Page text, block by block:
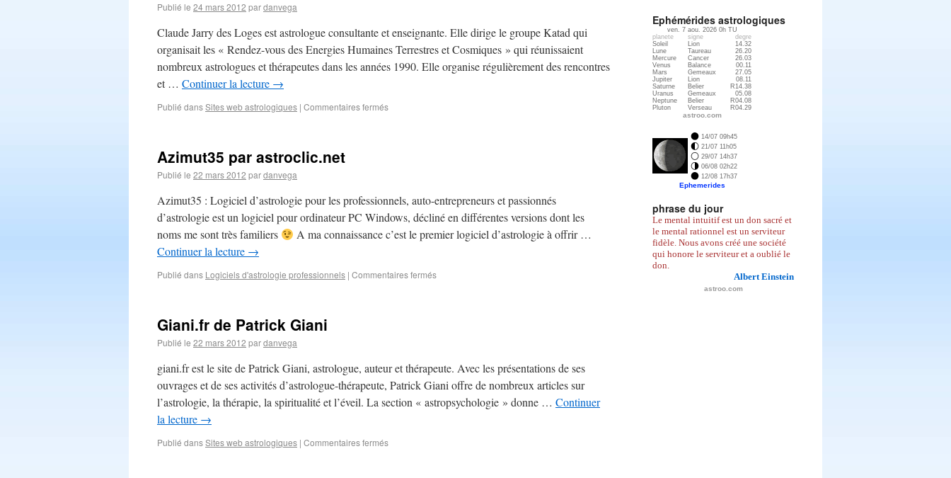
Publié le 24 mars 2012 pardanvega
Claude Jarry des Loges est astrologue consultante et enseignante. Elle dirige le groupe Katad qui
organisait les « Rendez-vous des Energies Humaines Terrestres et Cosmiques » qui réunissaient
nombreux astrologues et thérapeutes dans les années 1990. Elle organise régulièrement des rencontres
et … Continuer la lecture →
Publié dansSites web astrologiques | Commentaires fermés
Azimut35 par astroclic.net
Publié le 22 mars 2012 pardanvega
Azimut35 : Logiciel d’astrologie pour les professionnels, auto-entrepreneurs et passionnés
d’astrologie est un logiciel pour ordinateur PC Windows, décliné en différentes versions dont les
noms me sont très familiers
A ma connaissance c’est le premier logiciel d’astrologie à offrir …
Continuer la lecture →
Publié dans Logiciels d'astrologie professionnels | Commentaires fermés
Giani.fr de Patrick Giani
Publié le 22 mars 2012 pardanvega
giani.fr est le site de Patrick Giani, astrologue, auteur et thérapeute. Avec les présentations de ses
ouvrages et de ses activités d’astrologue-thérapeute, Patrick Giani offre de nombreux articles sur
l’astrologie, la thérapie, la spiritualité et l’éveil. La section « astropsychologie » donne … Continuer
la lecture →
Publié dansSites web astrologiques | Commentaires fermés
Ephémérides astrologiques
ven. 7 aou. 2026 0h TU
planete
signe
degre
Soleil
Lion
14.32
Lune
Taureau
26.20
Mercure
Cancer
26.03
Venus
Balance
00.11
Mars
Gemeaux
27.05
Jupiter
Lion
08.11
Saturne
Belier
R14.38
Uranus
Gemeaux
05.08
Neptune
Belier
R04.08
Pluton
Verseau R04.29
astroo.com
14/07 09h45
21/07 11h05
29/07 14h37
06/08 02h22
12/08 17h37
ame-soeur
phrase du jour
Le mental intuitif est un don sacré et
le mental rationnel est un serviteur
fidèle. Nous avons créé une société
qui honore le serviteur et a oublié le
don.
Albert Einstein
astroo.com